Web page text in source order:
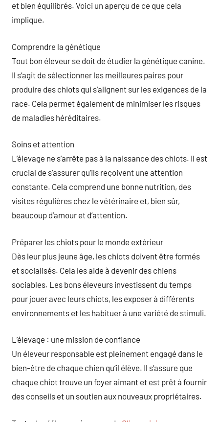
et bien équilibrés. Voici un aperçu de ce que cela
implique.
Comprendre la génétique
Tout bon éleveur se doit de étudier la génétique canine.
Il s’agit de sélectionner les meilleures paires pour
produire des chiots qui s’alignent sur les exigences de la
race. Cela permet également de minimiser les risques
de maladies héréditaires.
Soins et attention
L’élevage ne s’arrête pas à la naissance des chiots. Il est
crucial de s’assurer qu’ils reçoivent une attention
constante. Cela comprend une bonne nutrition, des
visites régulières chez le vétérinaire et, bien sûr,
beaucoup d’amour et d’attention.
Préparer les chiots pour le monde extérieur
Dès leur plus jeune âge, les chiots doivent être formés
et socialisés. Cela les aide à devenir des chiens
sociables. Les bons éleveurs investissent du temps
pour jouer avec leurs chiots, les exposer à différents
environnements et les habituer à une variété de stimuli.
L’élevage : une mission de confiance
Un éleveur responsable est pleinement engagé dans le
bien-être de chaque chien qu’il élève. Il s’assure que
chaque chiot trouve un foyer aimant et est prêt à fournir
des conseils et un soutien aux nouveaux propriétaires.